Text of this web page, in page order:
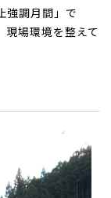
調月間」で
場環境を整えて